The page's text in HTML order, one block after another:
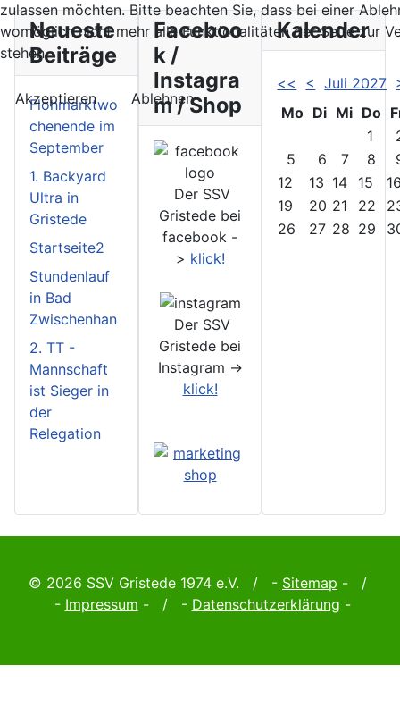
Neueste
Beiträge
Flohmarktwo
chenende im
September
1. Backyard
Ultra in
Gristede
Startseite2
Stundenlauf
in Bad
Zwischenhan
2. TT -
Mannschaft
ist Sieger in
der
Relegation
Faceboo
k /
Instagra
m / Shop
Der SSV
Gristede bei
facebook -
> klick!
Der SSV
Gristede bei
Instagram ->
klick!
Kalender
<< < Juli 2027
Mo Di Mi Do
1
5
6 7 8
12
13 14 15
19
20 21 22
26
27 28 29
© 2026 SSV Gristede 1974 e.V. / - Sitemap - /
- Impressum - / - Datenschutzerklärung -
zulassen möchten. Bitte beachten Sie, dass bei einer
womöglich nicht mehr alle Funktionalitäten der Seite zur
stehen.
Akzeptieren Ablehnen